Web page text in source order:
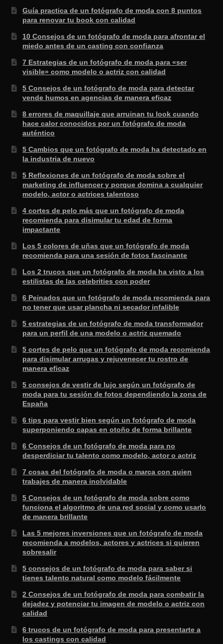
Guía practica de un fotógrafo de moda con 8 puntos
para renovar tu book con calidad
10 Consejos de un fotógrafo de moda para afrontar el
miedo antes de un casting con confianza
7 Estrategias de un fotógrafo de moda para «ser
visible» como modelo o actriz con calidad
5 Consejos de un fotógrafo de moda para detectar
vende humos en agencias de manera eficaz
8 errores de maquillaje que arruinan tu look cuando
hace calor conocidos por un fotógrafo de moda
auténtico
5 Cambios que un fotógrafo de moda ha detectado en
la industria de nuevo
5 Reflexiones de un fotógrafo de moda sobre el
marketing de influencer y porque domina a cualquier
modelo, actor o actrices talentoso
4 cortes de pelo más que un fotógrafo de moda
recomienda para disimular tu edad de forma
impactante
Los 5 colores de uñas que un fotógrafo de moda
recomienda para una sesión de fotos fascinante
Los 2 trucos que un fotógrafo de moda ha visto a los
estilistas de las celebrities con poder
6 Peinados que un fotógrafo de moda recomienda para
no tener que usar plancha ni secador infalible
5 estrategias de un fotógrafo de moda transformador
para un perfil de una modelo o actriz quemado
5 cortes de pelo que un fotógrafo de moda recomienda
para disimular arrugas y rejuvenecer tu rostro de
manera eficaz
5 consejos de vestir de lujo según un fotógrafo de
moda para tu sesión de fotos dependiendo la zona de
España
6 tips para vestir bien según un fotógrafo de moda
superponiendo capas en otoño de forma brillante
6 Consejos de un fotógrafo de moda para no
desperdiciar tu talento como modelo, actor o actriz
7 cosas del fotógrafo de moda o marca con quien
trabajes de manera inolvidable
5 Consejos de un fotógrafo de moda sobre como
funciona el algoritmo de una red social y como usarlo
de manera brillante
Las 5 mejores inversiones que un fotógrafo de moda
recomienda a modelos, actores y actrices si quieren
sobresalir
5 consejos de un fotógrafo de moda para saber si
tienes talento natural como modelo fácilmente
2 Consejos de un fotógrafo de moda para combatir la
dejadez y potenciar tu imagen de modelo o actriz con
calidad
6 trucos de un fotógrafo de moda para presentarte a
los castings con calidad